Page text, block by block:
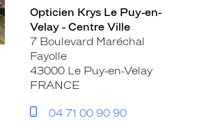
Opticien Krys Le Puy-en-
Velay - Centre Ville
7 Boulevard Maréchal
Fayolle
43000 Le Puy-en-Velay
FRANCE
04 71 00 90 90